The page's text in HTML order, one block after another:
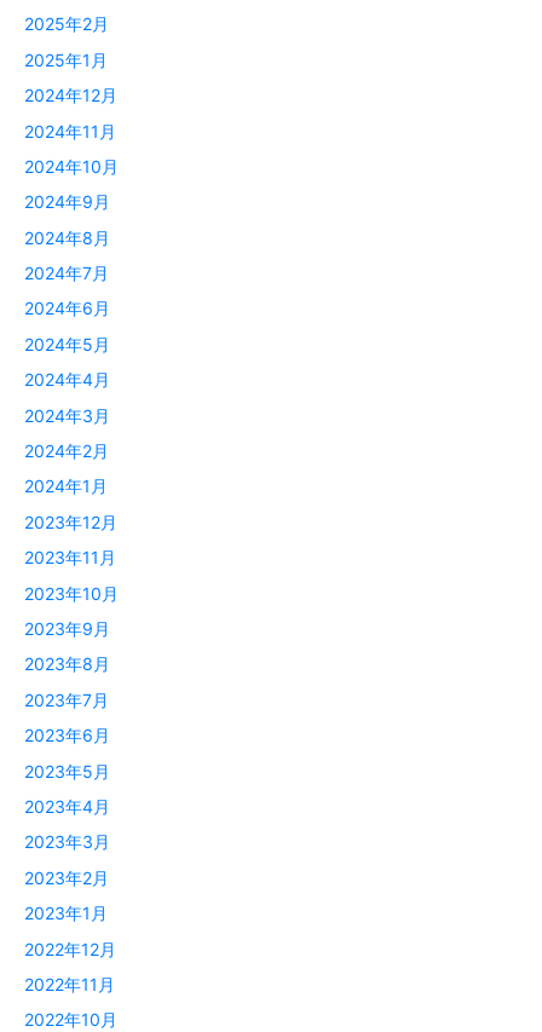
2025年2月
2025年1月
2024年12月
2024年11月
2024年10月
2024年9月
2024年8月
2024年7月
2024年6月
2024年5月
2024年4月
2024年3月
2024年2月
2024年1月
2023年12月
2023年11月
2023年10月
2023年9月
2023年8月
2023年7月
2023年6月
2023年5月
2023年4月
2023年3月
2023年2月
2023年1月
2022年12月
2022年11月
2022年10月